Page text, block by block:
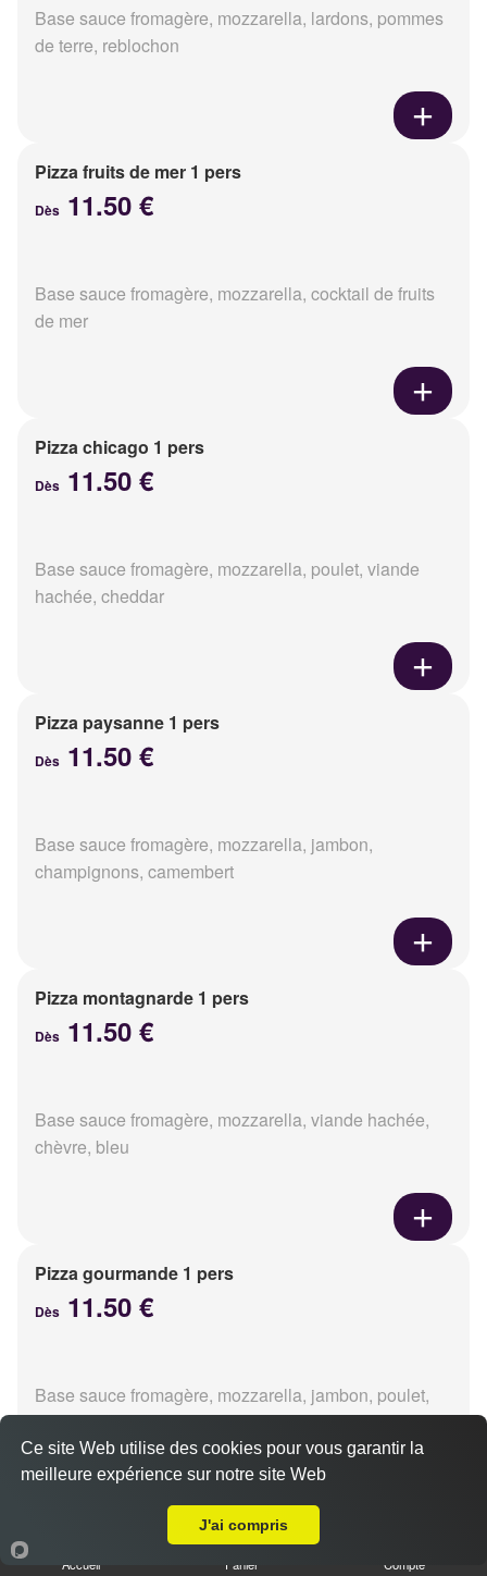
Base sauce fromagère, mozzarella, lardons, pommes
de terre, reblochon
Pizza fruits de mer 1 pers
Dès 11.50 €
Base sauce fromagère, mozzarella, cocktail de fruits
de mer
Pizza chicago 1 pers
Dès 11.50 €
Base sauce fromagère, mozzarella, poulet, viande
hachée, cheddar
Pizza paysanne 1 pers
Dès 11.50 €
Base sauce fromagère, mozzarella, jambon,
champignons, camembert
Pizza montagnarde 1 pers
Dès 11.50 €
Base sauce fromagère, mozzarella, viande hachée,
chèvre, bleu
Pizza gourmande 1 pers
Dès 11.50 €
Base sauce fromagère, mozzarella, jambon, poulet,
pommes de terre, oignons
Pizza tikka 1 pers
Accueil Panier Compte
Ce site Web utilise des cookies pour vous garantir la
meilleure expérience sur notre site Web
J'ai compris